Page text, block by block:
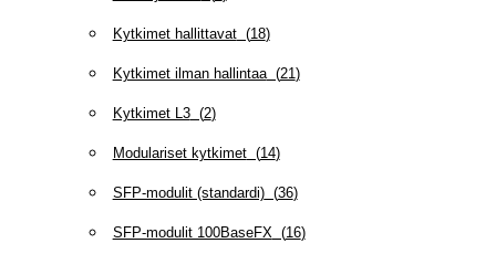
Kytkimet hallittavat(18)
Kytkimet ilman hallintaa(21)
Kytkimet L3(2)
Modulariset kytkimet(14)
SFP-modulit (standardi)(36)
SFP-modulit 100BaseFX(16)